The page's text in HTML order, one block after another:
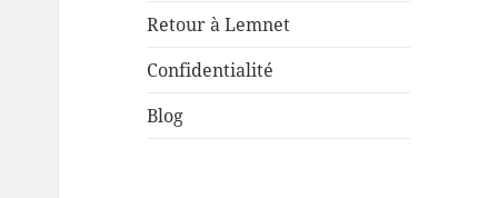
Retour à Lemnet
Confidentialité
Blog